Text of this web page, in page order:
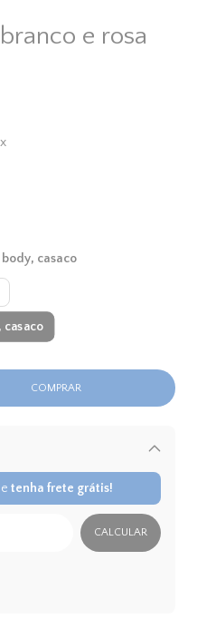
e rosa
casaco
casaco
tenha frete grátis!
CALCULAR